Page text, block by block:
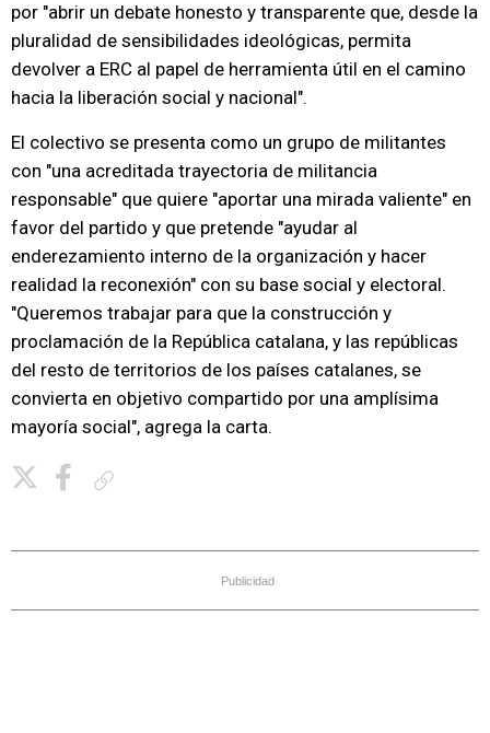
por "abrir un debate honesto y transparente que, desde la
pluralidad de sensibilidades ideológicas, permita
devolver a ERC al papel de herramienta útil en el camino
hacia la liberación social y nacional".
El colectivo se presenta como un grupo de militantes
con "una acreditada trayectoria de militancia
responsable" que quiere "aportar una mirada valiente" en
favor del partido y que pretende "ayudar al
enderezamiento interno de la organización y hacer
realidad la reconexión" con su base social y electoral.
"Queremos trabajar para que la construcción y
proclamación de la República catalana, y las repúblicas
del resto de territorios de los países catalanes, se
convierta en objetivo compartido por una amplísima
mayoría social", agrega la carta.
Publicidad